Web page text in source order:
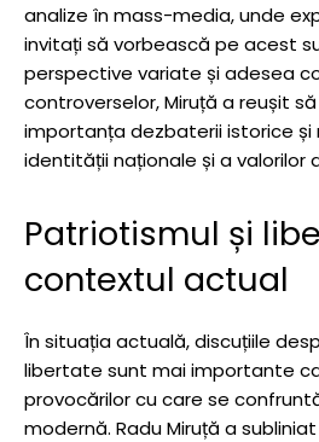
analize în mass-media, unde
invitați să vorbească pe acest
perspective variate și adesea
controverselor, Miruță a reușit
importanța dezbaterii istorice și
identității naționale și a valorilor
Patriotismul și
contextul actual
În situația actuală, discuțiile
libertate sunt mai importante
provocărilor cu care se
modernă. Radu Miruță a